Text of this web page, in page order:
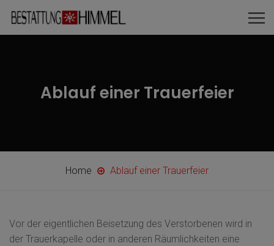
Ablauf einer Trauerfeier
Home Ablauf einer Trauerfeier
Vor der eigentlichen Beisetzung des Verstorbenen wird in
der Trauerkapelle oder in anderen Räumlichkeiten eine